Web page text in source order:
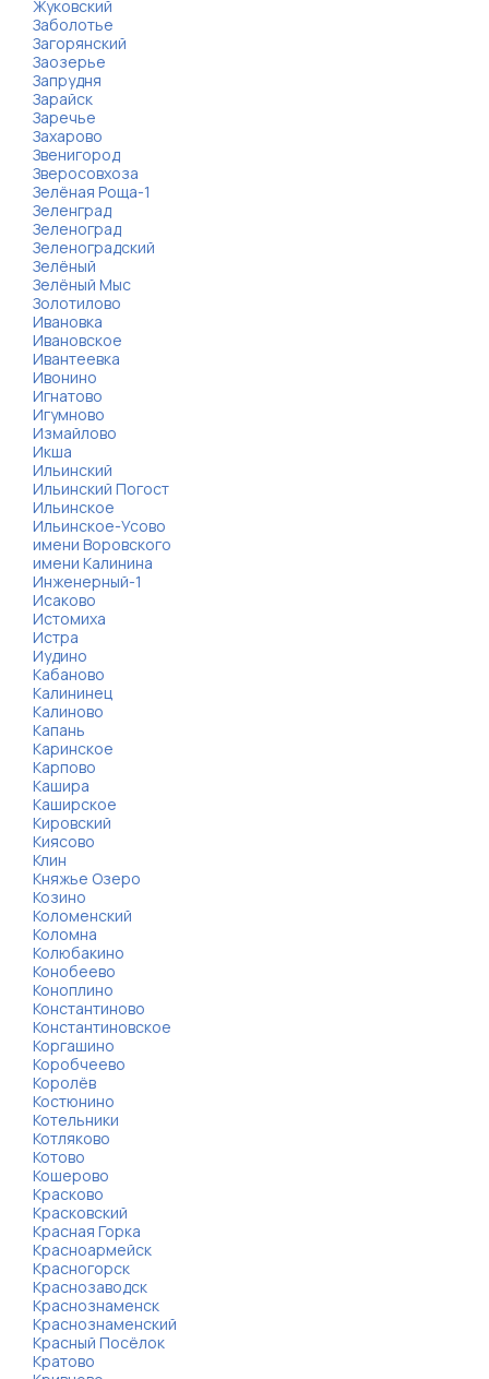
Жуковский
Заболотье
Загорянский
Заозерье
Запрудня
Зарайск
Заречье
Захарово
Звенигород
Зверосовхоза
Зелёная Роща-1
Зеленград
Зеленоград
Зеленоградский
Зелёный
Зелёный Мыс
Золотилово
Ивановка
Ивановское
Ивантеевка
Ивонино
Игнатово
Игумново
Измайлово
Икша
Ильинский
Ильинский Погост
Ильинское
Ильинское-Усово
имени Воровского
имени Калинина
Инженерный-1
Исаково
Истомиха
Истра
Иудино
Кабаново
Калининец
Калиново
Капань
Каринское
Карпово
Кашира
Каширское
Кировский
Киясово
Клин
Княжье Озеро
Козино
Коломенский
Коломна
Колюбакино
Конобеево
Коноплино
Константиново
Константиновское
Коргашино
Коробчеево
Королёв
Костюнино
Котельники
Котляково
Котово
Кошерово
Красково
Красковский
Красная Горка
Красноармейск
Красногорск
Краснозаводск
Краснознаменск
Краснознаменский
Красный Посёлок
Кратово